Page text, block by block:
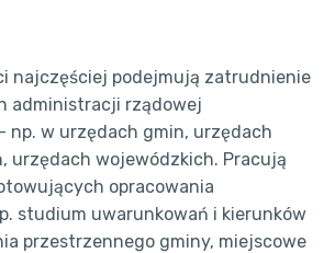
najczęściej podejmują zatrudnienie
administracji rządowej
np. w urzędach gmin, urzędach
urzędach wojewódzkich. Pracują
opracowania
studium uwarunkowań i kierunków
przestrzennego gminy, miejscowe